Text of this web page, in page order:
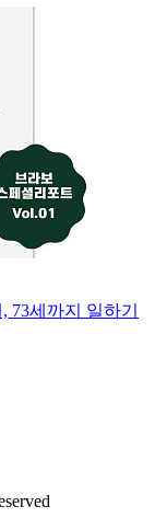
73세까지 일하기